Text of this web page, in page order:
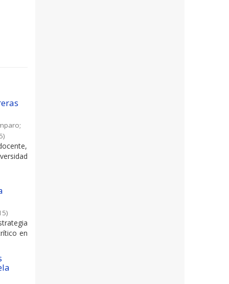
;
)
)
en